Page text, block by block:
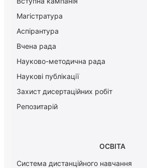
Магістратура
Аспірантура
Вчена рада
Науково-методична рада
Наукові публікації
Захист дисертаційних робіт
Репозитарій
ОСВІТА
Система дистанційного навчання